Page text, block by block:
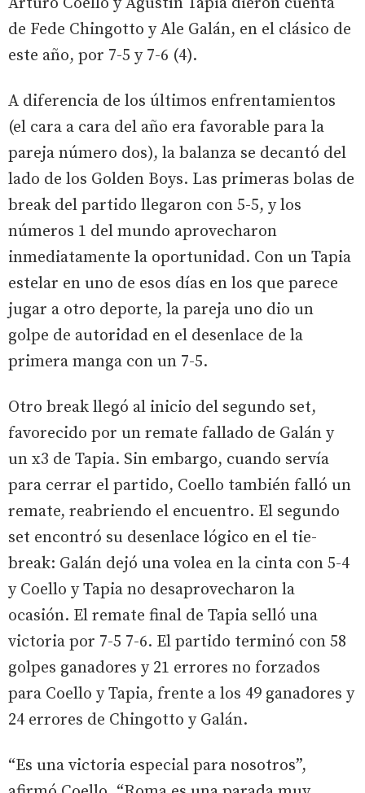
de Fede Chingotto y Ale Galán, en el clásico de
este año, por 7-5 y 7-6 (4).
A diferencia de los últimos enfrentamientos
(el cara a cara del año era favorable para la
pareja número dos), la balanza se decantó del
lado de los Golden Boys. Las primeras bolas de
break del partido llegaron con 5-5, y los
números 1 del mundo aprovecharon
inmediatamente la oportunidad. Con un Tapia
estelar en uno de esos días en los que parece
jugar a otro deporte, la pareja uno dio un
golpe de autoridad en el desenlace de la
primera manga con un 7-5.
Otro break llegó al inicio del segundo set,
favorecido por un remate fallado de Galán y
un x3 de Tapia. Sin embargo, cuando servía
para cerrar el partido, Coello también falló un
remate, reabriendo el encuentro. El segundo
set encontró su desenlace lógico en el tie-
break: Galán dejó una volea en la cinta con 5-4
y Coello y Tapia no desaprovecharon la
ocasión. El remate final de Tapia selló una
victoria por 7-5 7-6. El partido terminó con 58
golpes ganadores y 21 errores no forzados
para Coello y Tapia, frente a los 49 ganadores y
24 errores de Chingotto y Galán.
“Es una victoria especial para nosotros”,